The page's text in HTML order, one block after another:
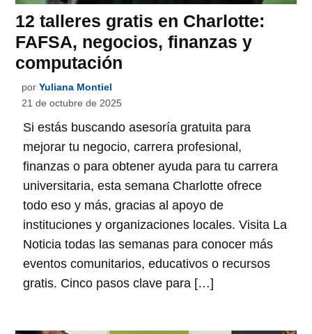
12 talleres gratis en Charlotte:
FAFSA, negocios, finanzas y
computación
por Yuliana Montiel
21 de octubre de 2025
Si estás buscando asesoría gratuita para
mejorar tu negocio, carrera profesional,
finanzas o para obtener ayuda para tu carrera
universitaria, esta semana Charlotte ofrece
todo eso y más, gracias al apoyo de
instituciones y organizaciones locales. Visita La
Noticia todas las semanas para conocer más
eventos comunitarios, educativos o recursos
gratis. Cinco pasos clave para […]